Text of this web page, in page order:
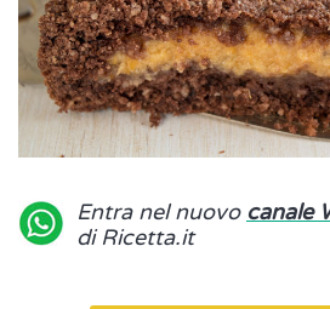
Entra nel nuovo canale
di Ricetta.it